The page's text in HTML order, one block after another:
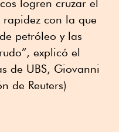
logren cruzar el
con la que
petróleo y las
explicó el
de UBS, Giovanni
de Reuters)